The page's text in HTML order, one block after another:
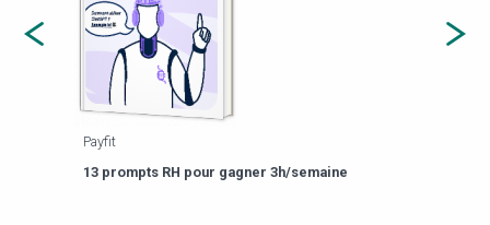
Payfit
13 prompts RH pour gagner 3h/semaine